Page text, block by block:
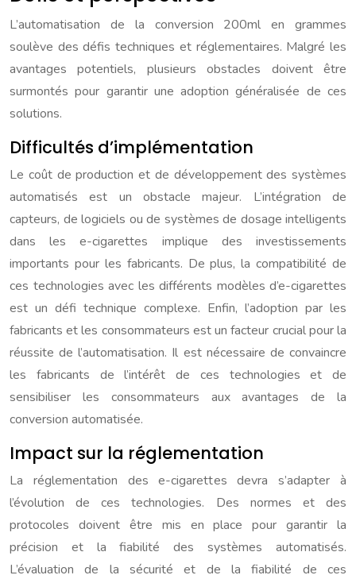
L’automatisation de la conversion 200ml en grammes
soulève des défis techniques et réglementaires. Malgré les
avantages potentiels, plusieurs obstacles doivent être
surmontés pour garantir une adoption généralisée de ces
solutions.
Difficultés d’implémentation
Le coût de production et de développement des systèmes
automatisés est un obstacle majeur. L’intégration de
capteurs, de logiciels ou de systèmes de dosage intelligents
dans les e-cigarettes implique des investissements
importants pour les fabricants. De plus, la compatibilité de
ces technologies avec les différents modèles d’e-cigarettes
est un défi technique complexe. Enfin, l’adoption par les
fabricants et les consommateurs est un facteur crucial pour la
réussite de l’automatisation. Il est nécessaire de convaincre
les fabricants de l’intérêt de ces technologies et de
sensibiliser les consommateurs aux avantages de la
conversion automatisée.
Impact sur la réglementation
La réglementation des e-cigarettes devra s’adapter à
l’évolution de ces technologies. Des normes et des
protocoles doivent être mis en place pour garantir la
précision et la fiabilité des systèmes automatisés.
L’évaluation de la sécurité et de la fiabilité de ces